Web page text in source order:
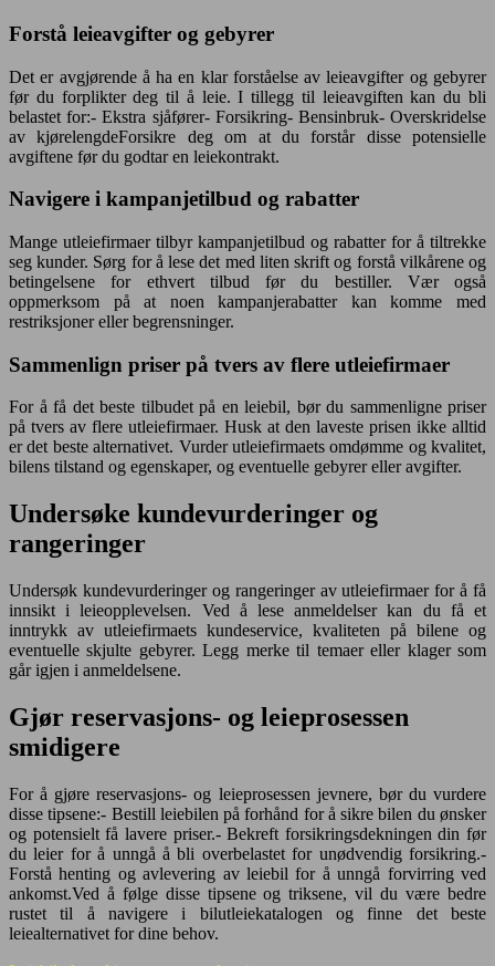
Forstå leieavgifter og gebyrer
Det er avgjørende å ha en klar forståelse av leieavgifter og gebyrer
før du forplikter deg til å leie. I tillegg til leieavgiften kan du bli
belastet for:- Ekstra sjåfører- Forsikring- Bensinbruk- Overskridelse
av kjørelengdeForsikre deg om at du forstår disse potensielle
avgiftene før du godtar en leiekontrakt.
Navigere i kampanjetilbud og rabatter
Mange utleiefirmaer tilbyr kampanjetilbud og rabatter for å tiltrekke
seg kunder. Sørg for å lese det med liten skrift og forstå vilkårene og
betingelsene for ethvert tilbud før du bestiller. Vær også
oppmerksom på at noen kampanjerabatter kan komme med
restriksjoner eller begrensninger.
Sammenlign priser på tvers av flere utleiefirmaer
For å få det beste tilbudet på en leiebil, bør du sammenligne priser
på tvers av flere utleiefirmaer. Husk at den laveste prisen ikke alltid
er det beste alternativet. Vurder utleiefirmaets omdømme og kvalitet,
bilens tilstand og egenskaper, og eventuelle gebyrer eller avgifter.
Undersøke kundevurderinger og
rangeringer
Undersøk kundevurderinger og rangeringer av utleiefirmaer for å få
innsikt i leieopplevelsen. Ved å lese anmeldelser kan du få et
inntrykk av utleiefirmaets kundeservice, kvaliteten på bilene og
eventuelle skjulte gebyrer. Legg merke til temaer eller klager som
går igjen i anmeldelsene.
Gjør reservasjons- og leieprosessen
smidigere
For å gjøre reservasjons- og leieprosessen jevnere, bør du vurdere
disse tipsene:- Bestill leiebilen på forhånd for å sikre bilen du ønsker
og potensielt få lavere priser.- Bekreft forsikringsdekningen din før
du leier for å unngå å bli overbelastet for unødvendig forsikring.-
Forstå henting og avlevering av leiebil for å unngå forvirring ved
ankomst.Ved å følge disse tipsene og triksene, vil du være bedre
rustet til å navigere i bilutleiekatalogen og finne det beste
leiealternativet for dine behov.